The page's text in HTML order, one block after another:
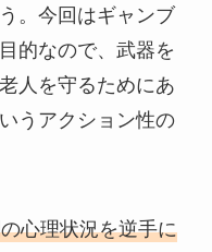
。今回はギャンブ
的なので、武器を
人を守るためにあ
うアクション性の
心理状況を逆手に